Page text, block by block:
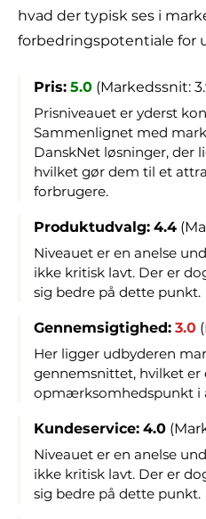
hvad der typisk ses i
forbedringspotentiale for
Pris: 5.0 (Markedssnit:
Prisniveauet er yderst
Sammenlignet med
DanskNet løsninger, der
hvilket gør dem til et
forbrugere.
Produktudvalg: 4.4
Niveauet er en anelse
ikke kritisk lavt. Der er
sig bedre på dette punkt.
Gennemsigtighed: 3.0
Her ligger udbyderen
gennemsnittet, hvilket
opmærksomhedspunkt i
Kundeservice: 4.0
Niveauet er en anelse
ikke kritisk lavt. Der er
sig bedre på dette punkt.